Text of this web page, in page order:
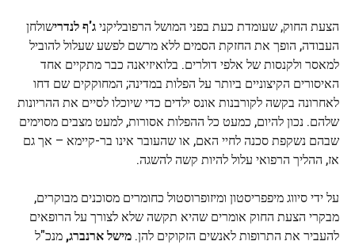
הצעת החוק, שעומדת כעת בפני המושל הרפובליקניג'ף לנדרישולחן
העבודה, הופך את החזקת הסמים ללא מרשם לפשע שעלול להוביל
למאסר ולקנסות של אלפי דולרים. בלואיזיאנה כבר מתקיים אחד
האיסורים הקיצוניים ביותר על הפלות במדינה; המחוקקים שם דחו
לאחרונה בקשה לקורבנות אונס ילדים כדי שיוכלו לסיים את ההריונות
שלהם. נכון להיום, כמעט כל ההפלות אסורות, למעט מצבים מסוימים
שבהם נשקפת סכנה לחיי האם, או שהעובר אינו בר-קיימא – אך גם
אז, ההליך הרפואי עלול להיות קשה להשגה.
על ידי סיווג מיפפריסטון ומיזופרוסטול כחומרים מסוכנים מבוקרים,
מבקרי הצעת החוק אומרים שהיא תקשה שלא לצורך על הרופאים
להעביר את התרופות לאנשים הזקוקים להן. מישל ארנברג, מנכ"ל